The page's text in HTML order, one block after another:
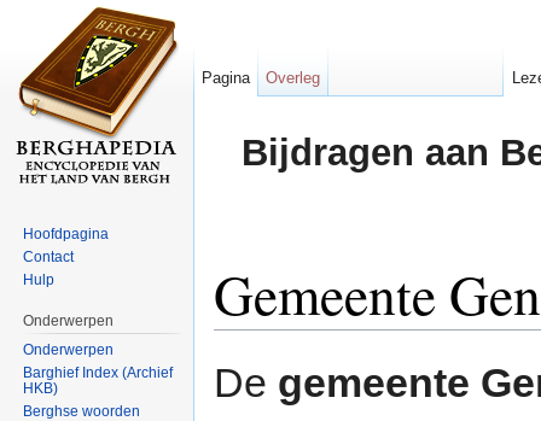
Bijdragen aan
Gemeente
De gemeente
Pagina Overleg
Hoofdpagina
Contact
Hulp
Onderwerpen
Onderwerpen
Barghief Index (Archief
HKB)
Berghse woorden